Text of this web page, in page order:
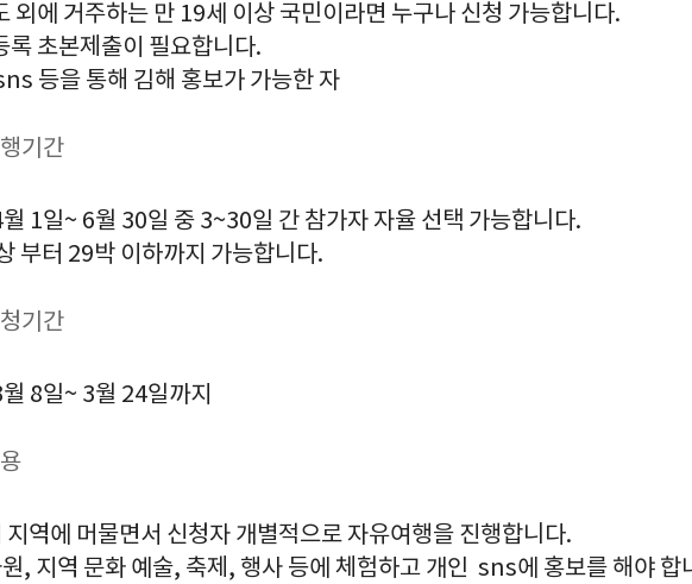
외에 거주하는 만 19세 이상 국민이라면 누구나 신청 가능합니다.
록 초본제출이 필요합니다.
등을 통해 김해 홍보가 가능한 자
기간
1일~ 6월 30일 중 3~30일 간 참가자 자율 선택 가능합니다.
부터 29박 이하까지 가능합니다.
기간
8일~ 3월 24일까지
지역에 머물면서 신청자 개별적으로 자유여행을 진행합니다.
, 지역 문화 예술, 축제, 행사 등에 체험하고 개인 sns에 홍보를 해야 합